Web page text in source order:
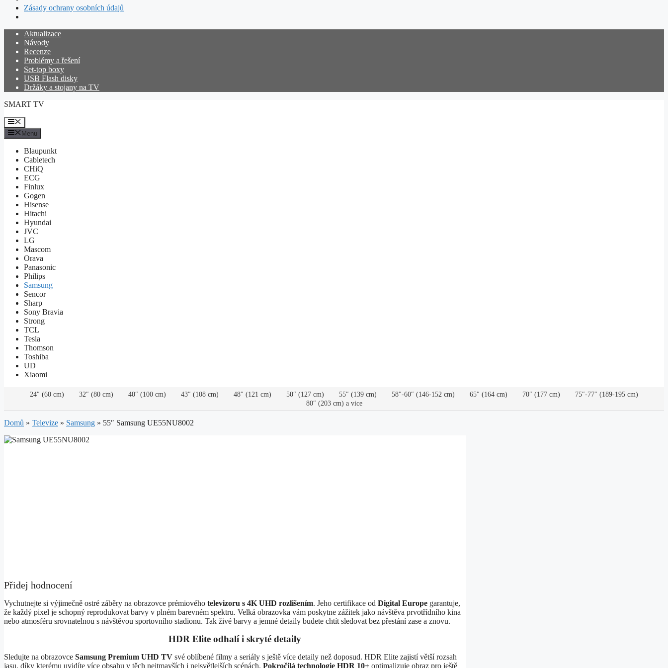
Zásady ochrany osobních údajů
Přeskočit
obsah
Aktualizace
Návody
Recenze
Problémy a řešení
Set-top boxy
USB Flash disky
Držáky a stojany na TV
SMART TV
Menu
Menu
Blaupunkt
Cabletech
CHiQ
ECG
Finlux
Gogen
Hisense
Hitachi
Hyundai
JVC
LG
Mascom
Orava
Panasonic
Philips
Samsung
Sencor
Sharp
Sony Bravia
Strong
TCL
Tesla
Thomson
Toshiba
UD
Xiaomi
24″ (60 cm) 32″ (80 cm) 40″ (100 cm) 43″ (108 cm) 48″ (121 cm) 50″ (127 cm) 55″ (139 cm) 58″-60″ (146-152 cm) 65″ (164 cm) 70″ (177 cm)
75″-77″ (189-195 cm)
80″ (203 cm) a vice
Domů » Televize » Samsung » 55″ Samsung UE55NU8002
Přidej hodnocení
Vychutnejte si výjimečně ostré záběry na obrazovce prémiového televizoru s 4K UHD rozlišením. Jeho certifikace od Digital Europe garantuje,
že každý pixel je schopný reprodukovat barvy v plném barevném spektru. Velká obrazovka vám poskytne zážitek jako návštěva prvotřídního kina
nebo atmosféru srovnatelnou s návštěvou sportovního stadionu. Tak živé barvy a jemné detaily budete chtít sledovat bez přestání zase a znovu.
HDR Elite odhalí i skryté detaily
Sledujte na obrazovce Samsung Premium UHD TV své oblíbené filmy a seriály s ještě více detaily než doposud. HDR Elite zajistí větší rozsah
jasu, díky kterému uvidíte více obsahu v těch nejtmavších i nejsvětlejších scénách. Pokročilá technologie HDR 10+ optimalizuje obraz pro ještě